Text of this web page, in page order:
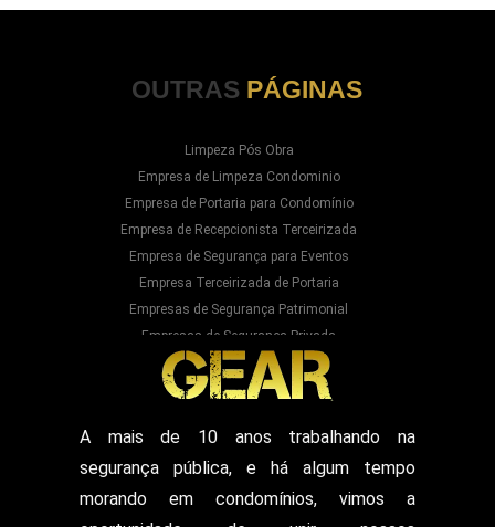
OUTRAS PÁGINAS
Limpeza Pós Obra
Empresa de Limpeza Condominio
Empresa de Portaria para Condomínio
Empresa de Recepcionista Terceirizada
Empresa de Segurança para Eventos
Empresa Terceirizada de Portaria
Empresas de Segurança Patrimonial
Empresas de Segurança Privada
Empresas Prestadoras de Serviços para
Condominios
Empresas Prestadoras de Serviços para Prédios
Prestação de Serviços de Recepção
Recepcionista Terceirizada
Segurança Particular Armado
A mais de 10 anos trabalhando na
segurança pública, e há algum tempo
morando em condomínios, vimos a